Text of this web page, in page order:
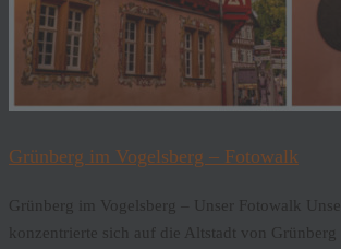
Grünberg im Vogelsberg – Fotowalk
Grünberg im Vogelsberg – Unser Fotowalk
konzentrierte sich auf die Altstadt von Grünberg